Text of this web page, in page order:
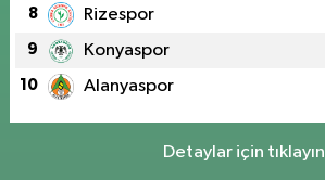
8 Rizespor
9 Konyaspor
10 Alanyaspor
Detaylar için tıklayın